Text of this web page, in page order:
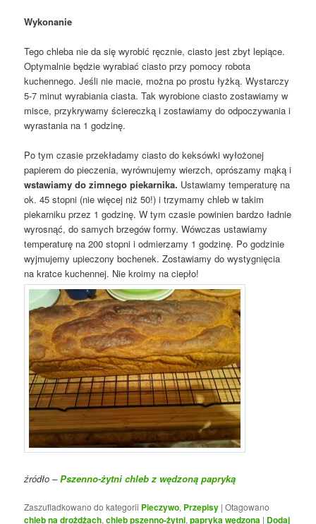
Wykonanie
Tego chleba nie da się wyrobić ręcznie, ciasto jest zbyt lepiące.
Optymalnie będzie wyrabiać ciasto przy pomocy robota
kuchennego. Jeśli nie macie, można po prostu łyżką. Wystarczy
5-7 minut wyrabiania ciasta. Tak wyrobione ciasto zostawiamy w
misce, przykrywamy ściereczką i zostawiamy do odpoczywania i
wyrastania na 1 godzinę.
Po tym czasie przekładamy ciasto do keksówki wyłożonej
papierem do pieczenia, wyrównujemy wierzch, oprószamy mąką i
wstawiamy do zimnego piekarnika. Ustawiamy temperaturę na
ok. 45 stopni (nie więcej niż 50!) i trzymamy chleb w takim
piekarniku przez 1 godzinę. W tym czasie powinien bardzo ładnie
wyrosnąć, do samych brzegów formy. Wówczas ustawiamy
temperaturę na 200 stopni i odmierzamy 1 godzinę. Po godzinie
wyjmujemy upieczony bochenek. Zostawiamy do wystygnięcia
na kratce kuchennej. Nie kroimy na ciepło!
źródło –Pszenno-żytni chleb z wędzoną papryką
Zaszufladkowano do kategorii Pieczywo, Przepisy |Otagowano
chleb na drożdżach,chleb pszenno-żytni,papryka wędzona | Dodaj